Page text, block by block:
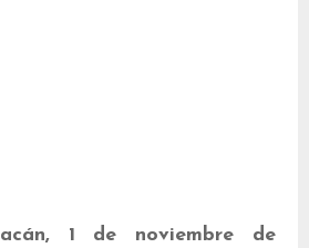
1 de noviembre de